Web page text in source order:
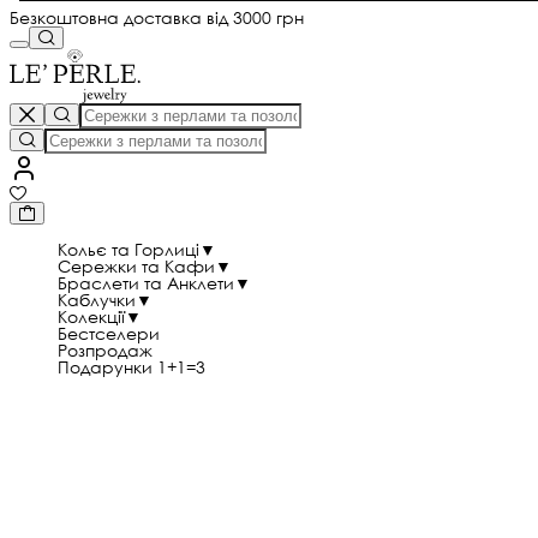
Безкоштовна доставка від 3000 грн
Кольє та Горлиці ▼
Сережки та Кафи ▼
Браслети та Анклети ▼
Каблучки ▼
Колекції▼
Бестселери
Розпродаж
Подарунки 1+1=3